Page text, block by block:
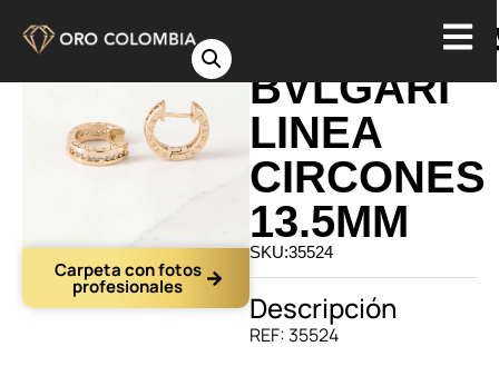
Carpeta con fotos
profesionales
BVLGARI
LINEA
CIRCONES
13.5MM
SKU:35524
Descripción
REF: 35524